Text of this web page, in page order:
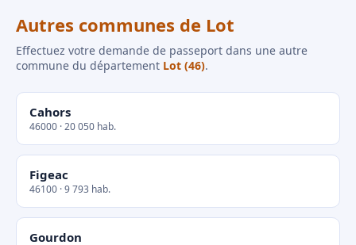
Autres communes de Lot
Effectuez votre demande de passeport dans une autre
commune du département Lot (46).
Cahors
46000 · 20 050 hab.
Figeac
46100 · 9 793 hab.
Gourdon